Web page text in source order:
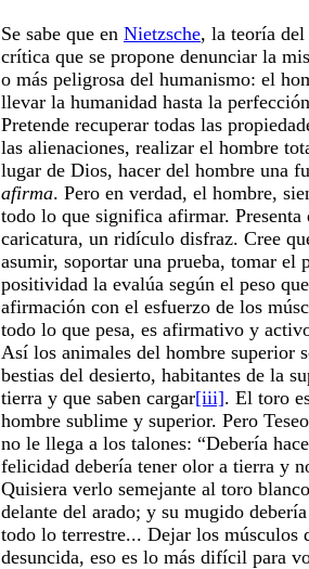
Se sabe que en Nietzsche, la teoría del
crítica que se propone denunciar la
o más peligrosa del humanismo: el
llevar la humanidad hasta la
Pretende recuperar todas las
las alienaciones, realizar el hombre
lugar de Dios, hacer del hombre una
afirma. Pero en verdad, el hombre,
todo lo que significa afirmar.
caricatura, un ridículo disfraz. Cree
asumir, soportar una prueba, tomar el
positividad la evalúa según el peso
afirmación con el esfuerzo de los
todo lo que pesa, es afirmativo y
Así los animales del hombre superior
bestias del desierto, habitantes de la
tierra y que saben cargar[iii]. El toro
hombre sublime y superior. Pero
no le llega a los talones: “Debería
felicidad debería tener olor a tierra y
Quisiera verlo semejante al toro
delante del arado; y su mugido
todo lo terrestre... Dejar los músculos
desuncida, eso es lo más difícil para